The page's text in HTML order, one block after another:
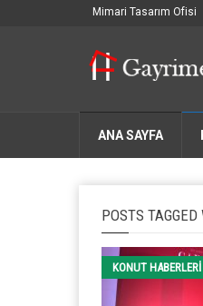
Mimari Tasarım Ofisi
ANA SAYFA
POSTS
KONUT HABERLERI